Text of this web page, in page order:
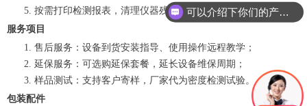
按需打印检测报表，清理仪器残留试样。
服务项目
售后服务：设备到货安装指导、使用操作远程教学；
延保服务：可选购延保套餐，延长设备维保周期；
样品测试：支持客户寄样，厂家代为密度检测试验。
包装配件
可以介绍下你们的产品么